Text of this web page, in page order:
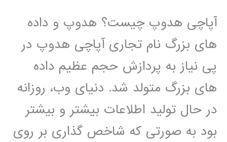
آپاچی هدوپ چیست؟ هدوپ و داده
های بزرگ نام تجاری آپاچی هدوپ در
پی نیاز به پردازش حجم عظیم داده
های بزرگ متولد شد. دنیای وب، روزانه
در حال تولید اطلاعات بیشتر و بیشتر
بود به صورتی که شاخص گذاری بر روی